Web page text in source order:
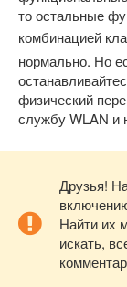
то остальные
комбинацией
нормально. Но
физический
службу WLAN и
Друзья!
Найти их
искать,